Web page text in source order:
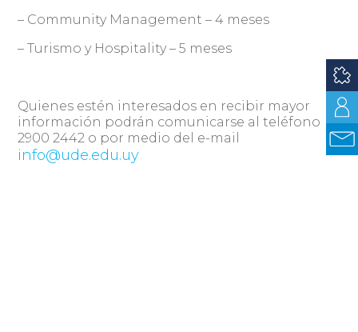
– Community Management – 4 meses
– Turismo y Hospitality – 5 meses
Quienes estén interesados en recibir mayor
información podrán comunicarse al teléfono
2900 2442 o por medio del e-mail
info@ude.edu.uy